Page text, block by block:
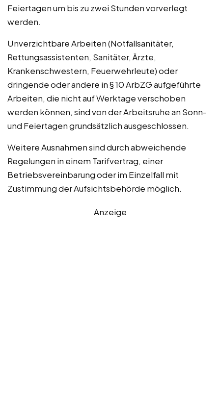
Feiertagen um bis zu zwei Stunden vorverlegt
werden.
Unverzichtbare Arbeiten (Notfallsanitäter,
Rettungsassistenten, Sanitäter, Ärzte,
Krankenschwestern, Feuerwehrleute) oder
dringende oder andere in § 10 ArbZG aufgeführte
Arbeiten, die nicht auf Werktage verschoben
werden können, sind von der Arbeitsruhe an Sonn-
und Feiertagen grundsätzlich ausgeschlossen.
Weitere Ausnahmen sind durch abweichende
Regelungen in einem Tarifvertrag, einer
Betriebsvereinbarung oder im Einzelfall mit
Zustimmung der Aufsichtsbehörde möglich.
Anzeige